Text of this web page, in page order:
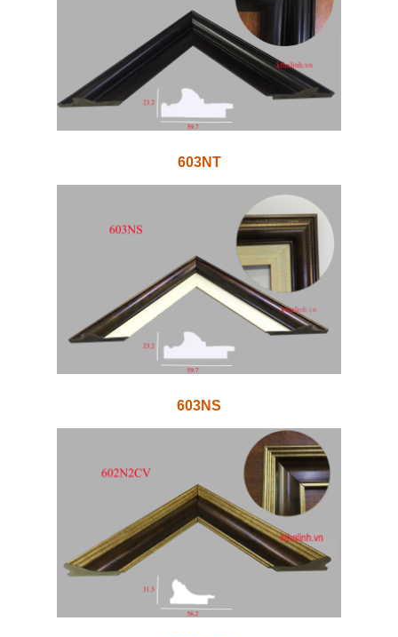
603NT
603NS